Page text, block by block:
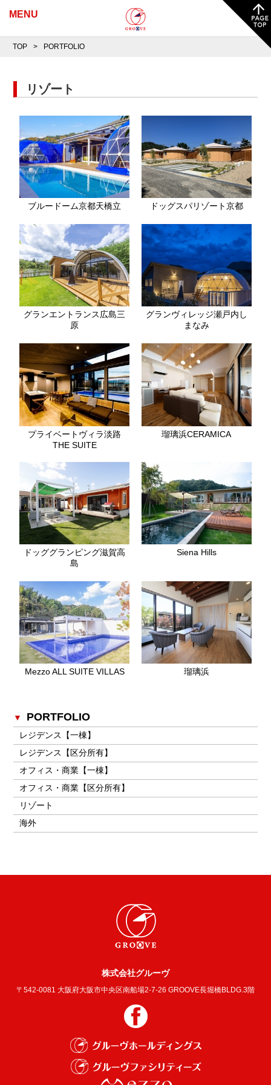
MENU
TOP PORTFOLIO
リゾート
ブルードーム京都天橋立 ドッグスパリゾート京都
グランエントランス広島三
原
グランヴィレッジ瀬戸内し
まなみ
プライベートヴィラ淡路
THE SUITE
瑠璃浜CERAMICA
ドッググランピング滋賀高
島
Siena Hills
Mezzo ALL SUITE VILLAS 瑠璃浜
PORTFOLIO
レジデンス【一棟】
レジデンス【区分所有】
オフィス・商業【一棟】
オフィス・商業【区分所有】
リゾート
海外
株式会社グルーヴ
〒542-0081 大阪府大阪市中央区南船場2-7-26 GROOVE長堀橋BLDG.3階